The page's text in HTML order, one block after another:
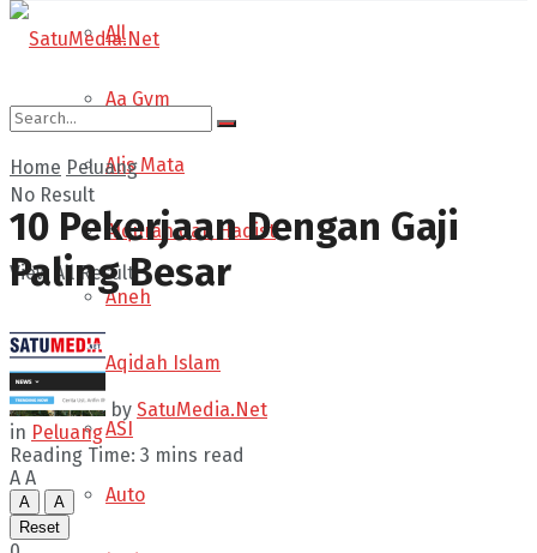
All
Aa Gym
Alis Mata
Alquran dan Hadist
Aneh
Aqidah Islam
ASI
Auto
No Result
View All Result
Home Peluang
10 Pekerjaan Dengan Gaji
Paling Besar
by SatuMedia.Net
in Peluang
Reading Time: 3 mins read
A A
A
A
Reset